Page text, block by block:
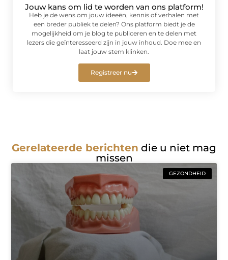
Jouw kans om lid te worden van ons platform!
Heb je de wens om jouw ideeën, kennis of verhalen met
een breder publiek te delen? Ons platform biedt je de
mogelijkheid om je blog te publiceren en te delen met
lezers die geïnteresseerd zijn in jouw inhoud. Doe mee en
laat jouw stem klinken.
Registreer nu
Gerelateerde berichten die u niet mag
missen
GEZONDHEID